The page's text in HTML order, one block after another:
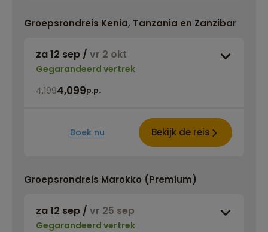
Groepsrondreis Kenia, Tanzania en Zanzibar
za 12 sep / vr 2 okt
Gegarandeerd vertrek
4,1994,099p.p.
Boek nu Bekijk de reis
Groepsrondreis Marokko (Premium)
za 12 sep / vr 25 sep
Gegarandeerd vertrek